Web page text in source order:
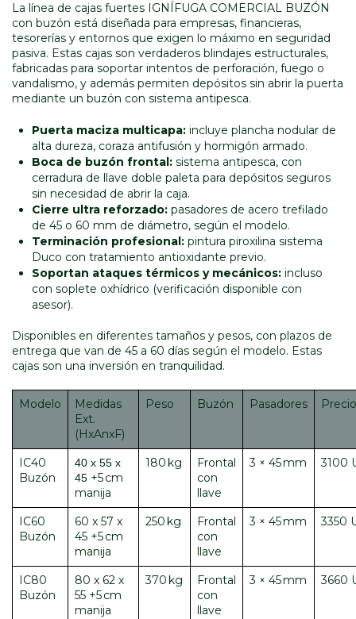
La línea de cajas fuertes IGNÍFUGA COMERCIAL BUZÓN
con buzón está diseñada para empresas, financieras,
tesorerías y entornos que exigen lo máximo en seguridad
pasiva. Estas cajas son verdaderos blindajes estructurales,
fabricadas para soportar intentos de perforación, fuego o
vandalismo, y además permiten depósitos sin abrir la puerta
mediante un buzón con sistema antipesca.
Puerta maciza multicapa: incluye plancha nodular de
alta dureza, coraza antifusión y hormigón armado.
Boca de buzón frontal: sistema antipesca, con
cerradura de llave doble paleta para depósitos seguros
sin necesidad de abrir la caja.
Cierre ultra reforzado: pasadores de acero trefilado
de 45 o 60 mm de diámetro, según el modelo.
Terminación profesional: pintura piroxilina sistema
Duco con tratamiento antioxidante previo.
Soportan ataques térmicos y mecánicos: incluso
con soplete oxhídrico (verificación disponible con
asesor).
Disponibles en diferentes tamaños y pesos, con plazos de
entrega que van de 45 a 60 días según el modelo. Estas
cajas son una inversión en tranquilidad.
Modelo
Medidas
Ext.
(HxAnxF)
Peso Buzón Pasadores Precio
IC40
Buzón
40 x 55 x
45 +5 cm
manija
180 kg
Frontal
con
llave
3 × 45 mm 3100
IC60
Buzón
60 x 57 x
45 +5 cm
manija
250 kg
Frontal
con
llave
3 × 45 mm 3350
IC80
Buzón
80 x 62 x
55 +5 cm
manija
370 kg
Frontal
con
llave
3 × 45 mm 3660